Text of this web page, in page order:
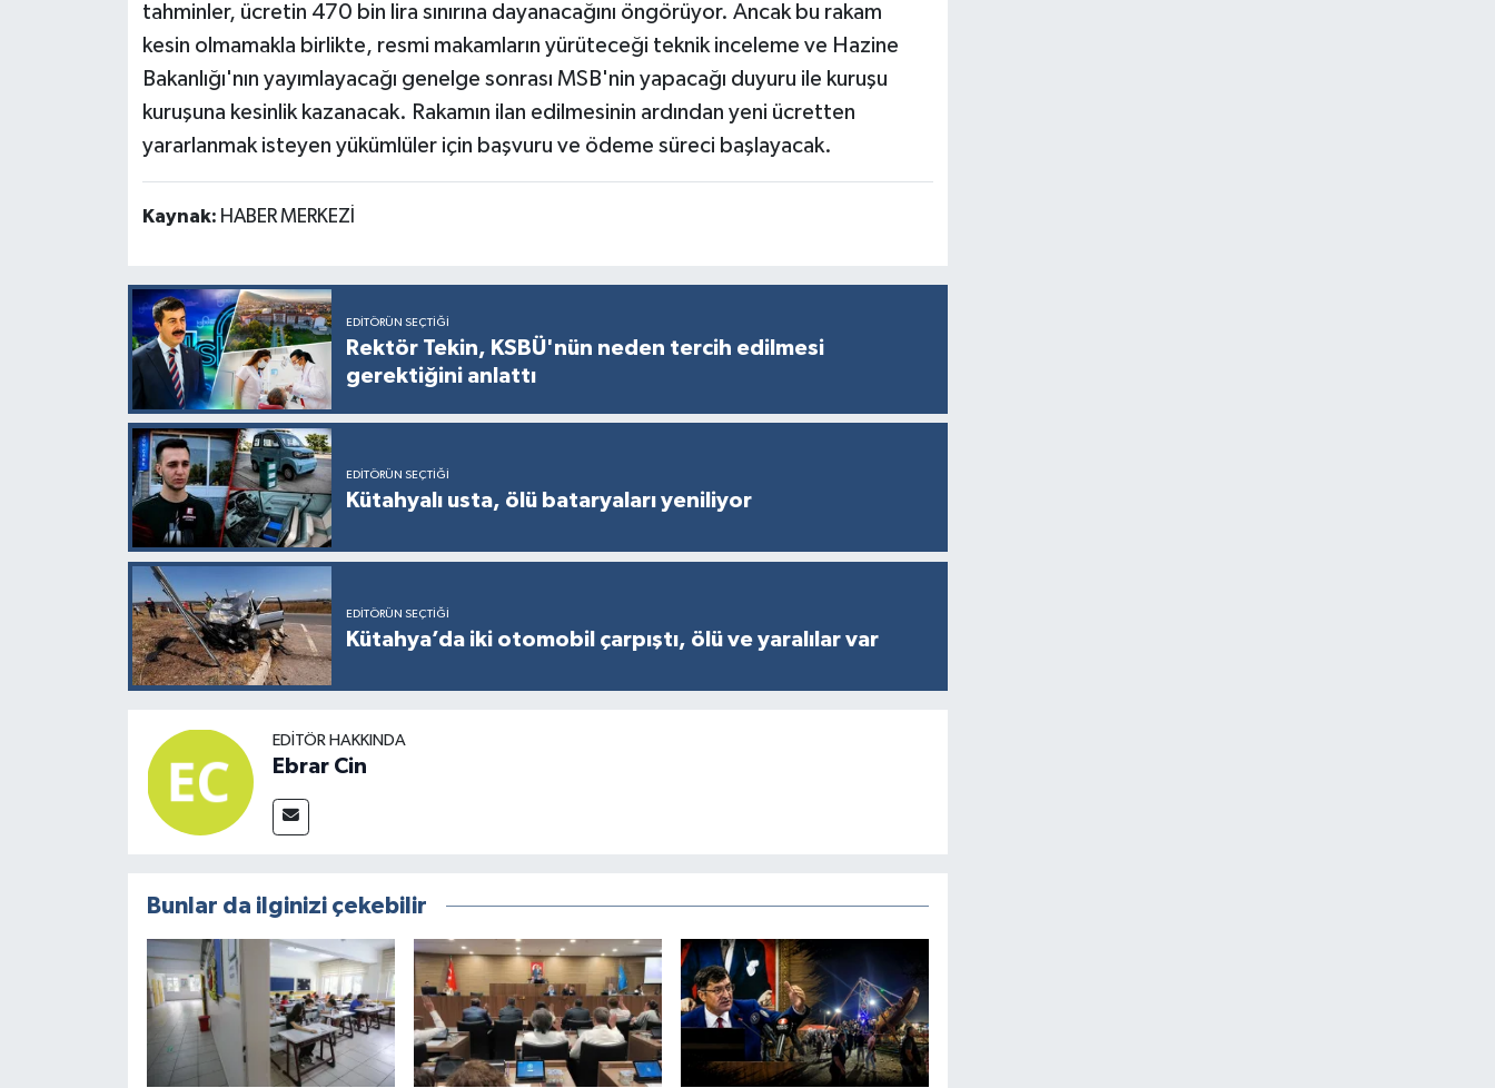
tahminler, ücretin 470 bin lira sınırına dayanacağını öngörüyor. Ancak bu rakam
kesin olmamakla birlikte, resmi makamların yürüteceği teknik inceleme ve Hazine
Bakanlığı'nın yayımlayacağı genelge sonrası MSB'nin yapacağı duyuru ile kuruşu
kuruşuna kesinlik kazanacak. Rakamın ilan edilmesinin ardından yeni ücretten
yararlanmak isteyen yükümlüler için başvuru ve ödeme süreci başlayacak.
Kaynak: HABER MERKEZİ
EDITÖRÜN SEÇTIĞI
Rektör Tekin, KSBÜ'nün neden tercih edilmesi
gerektiğini anlattı
EDITÖRÜN SEÇTIĞI
Kütahyalı usta, ölü bataryaları yeniliyor
EDITÖRÜN SEÇTIĞI
Kütahya’da iki otomobil çarpıştı, ölü ve yaralılar var
EDITÖR HAKKINDA
Ebrar Cin
Bunlar da ilginizi çekebilir